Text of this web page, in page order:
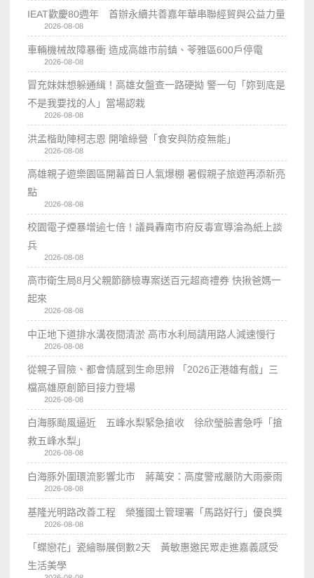
IEAT歡慶80週年 首辦永續共善嘉年華串聯經貿與公益力量
2026-08-08
車輛機械故障暴衝 造成高雄市前鎮、苓雅區600戶停電
2026-08-08
冒充妹妹想躲通緝！高雄女盤查一路硬拗 警一句「妳到底是
不是我要找的人」當場認栽
2026-08-08
洪孟楷助陣柯志恩 開嗆綠營「食安與防疫無能」
2026-08-08
高雄親子遊樂園區開幕首日人氣爆棚 暑假親子旅遊再添新亮
點
2026-08-08
校園電子煙暴增逾七倍！議員轟南市府反毒宣導淪為紙上談
兵
2026-08-08
高市衛生局8月父親節篩檢專案送百元超商禮券 快揪爸媽一
起來
2026-08-08
中正地下道排水溝夜間清淤 高市水利局請用路人減速慢行
2026-08-08
從親子冒險、都會情感到生命思辨 「2026正港雄有戲」三
檔高雄原創節目接力登場
2026-08-08
白海豚颱風逼近 五峰水梨緊急搶收 徐欣瑩臉書急呼「搶
救五峰水梨」
2026-08-08
白海豚外圍環流影響北市 蔣萬安：高度警戒嚴防大雨豪雨
2026-08-08
基隆光明路改善工程 榮獲國土管理署「馬路好行」優良獎
2026-08-08
「蝶戀花」瓷繪聯展倒數2天 黃敏惠邀民眾走進嘉義感受
生活美學